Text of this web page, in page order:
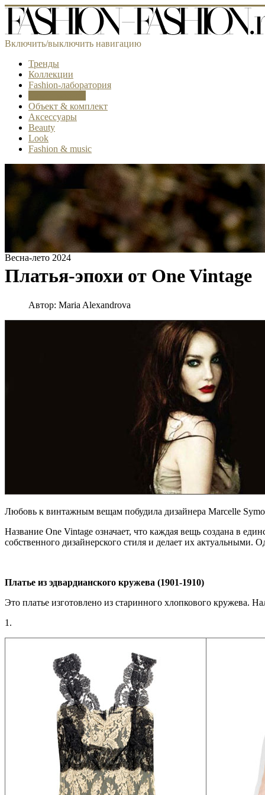
Включить/выключить навигацию
Тренды
Коллекции
Fashion-лаборатория
Объект & комплект
Аксессуары
Beauty
Look
Fashion & music
Весна-лето 2024
Платья-эпохи от One Vintage
Автор: Maria Alexandrova
Любовь к винтажным вещам побудила дизайнера Marcelle
Название One Vintage означает, что каждая вещь создана в
собственного дизайнерского стиля и делает их
Платье из эдвардианского кружева (1901-1910)
Это платье изготовлено из старинного хлопкового кружева.
1.